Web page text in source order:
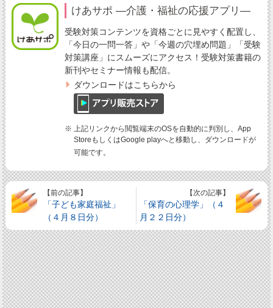
けあサポ ―介護・福祉の応援アプリ―
受験対策コンテンツを資格ごとに見やすく配置し、
「今日の一問一答」や「今週の穴埋め問題」「受験
対策講座」にスムーズにアクセス！受験対策書籍の
新刊やセミナー情報も配信。
ダウンロードはこちらから
※ 上記リンクから閲覧端末のOSを自動的に判別し、App
StoreもしくはGoogle playへと移動し、ダウンロードが
可能です。
【前の記事】
「子ども家庭福祉」
（４月８日分）
【次の記事】
「保育の心理学」（４
月２２日分）